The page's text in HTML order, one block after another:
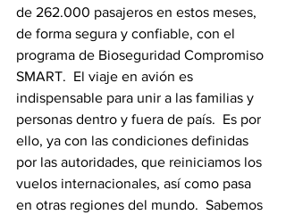
de 262.000 pasajeros en estos meses,
de forma segura y confiable, con el
programa de Bioseguridad Compromiso
SMART.  El viaje en avión es
indispensable para unir a las familias y
personas dentro y fuera de país.  Es por
ello, ya con las condiciones definidas
por las autoridades, que reiniciamos los
vuelos internacionales, así como pasa
en otras regiones del mundo.  Sabemos